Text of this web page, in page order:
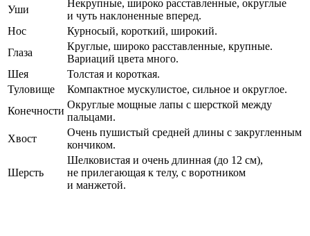
Уши
Некрупные, широко расставленные, округлые
и чуть наклоненные вперед.
Нос
Курносый, короткий, широкий.
Глаза
Круглые, широко расставленные, крупные.
Вариаций цвета много.
Шея
Толстая и короткая.
Туловище
Компактное мускулистое, сильное и округлое.
Конечности
Округлые мощные лапы с шерсткой между
пальцами.
Хвост
Очень пушистый средней длины с закругленным
кончиком.
Шерсть
Шелковистая и очень длинная (до 12 см),
не прилегающая к телу, с воротником
и манжетой.